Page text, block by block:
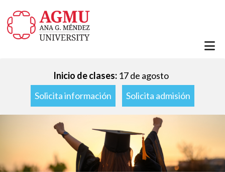
Inicio de clases: 17 de agosto
Solicita información
Solicita admisión